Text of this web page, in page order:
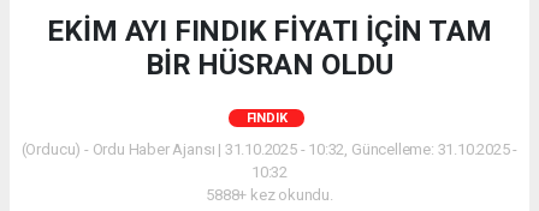
EKİM AYI FINDIK FİYATI İÇİN TAM
BİR HÜSRAN OLDU
FINDIK
(Orducu) - Ordu Haber Ajansı | 31.10.2025 - 10:32, Güncelleme: 31.10.2025 -
10:32
5888+ kez okundu.